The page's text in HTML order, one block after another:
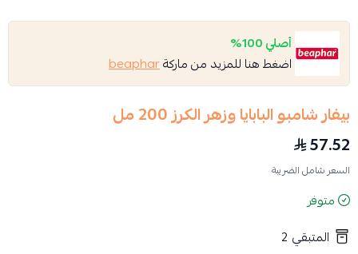
أصلي 100%
اضغط هنا للمزيد من ماركةbeaphar
بيفار شامبو البابايا وزهر الكرز 200 مل
57.52
السعر شامل الضريبة
متوفر
المتبقي 2